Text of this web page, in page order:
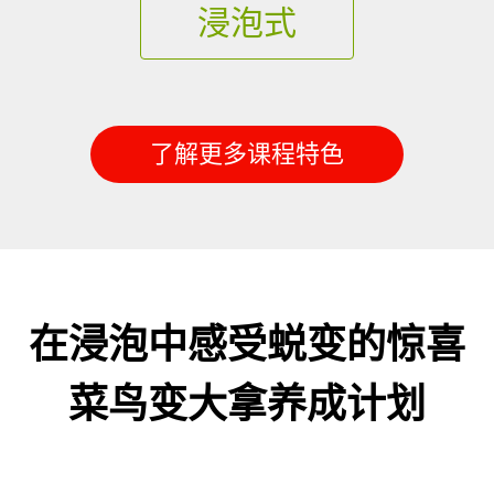
浸泡式
了解更多课程特色
在浸泡中感受蜕变的惊喜
菜鸟变大拿养成计划